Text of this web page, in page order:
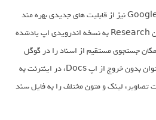
کاربران نسخه اندرویدی Google Docs نیز از قابلیت های جدیدی بهره مند
شده اند. ابزار جدیدی تحت عنوان Research به نسخه اندرویدی اپ یادشده
جستجوی مستقیم از اسناد را در گوگل
فراهم می کند. با این قابلیت می توان بدون خروج از اپ Docs، در اینترنت به
لینک و متون مختلف را به فایل سند